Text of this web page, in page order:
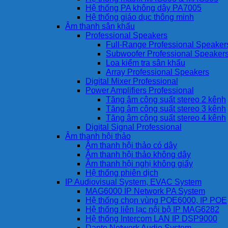
Hệ thống PA không dây PA7005
Hệ thống giáo dục thông minh
Âm thanh sân khấu
Professional Speakers
Full-Range Professional
Subwoofer Professional
Loa kiểm tra sân khấu
Array Professional Speakers
Digital Mixer Professional
Power Amplifiers Professional
Tăng âm công suất stereo 2 kênh
Tăng âm công suất stereo 3 kênh
Tăng âm công suất stereo 4 kênh
Digital Signal Professional
Âm thanh hội thảo
Âm thanh hội thảo có dây
Âm thanh hội thảo không dây
Âm thanh hội nghị không giấy
Hệ thống phiên dịch
IP Audiovisual System, EVAC System
MAG6000 IP Network PA System
Hệ thống chọn vùng POE6000, IP POE
Hệ thống liên lạc nội bộ IP MAG6282
Hệ thống Intercom LAN IP DSP9000